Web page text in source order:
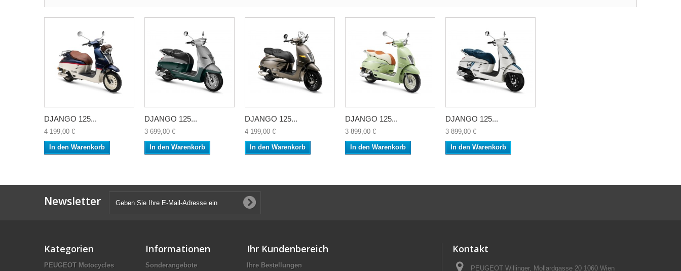
DJANGO 125...
4 199,00 €
In den Warenkorb
DJANGO 125...
3 699,00 €
In den Warenkorb
DJANGO 125...
4 199,00 €
In den Warenkorb
DJANGO 125...
3 899,00 €
In den Warenkorb
DJANGO 125...
3 899,00 €
In den Warenkorb
Newsletter
Kategorien
PEUGEOT Motocycles
Informationen
Sonderangebote
Ihr Kundenbereich
Ihre Bestellungen
Kontakt
PEUGEOT Willinger, Mollardgasse 20 1060 Wien